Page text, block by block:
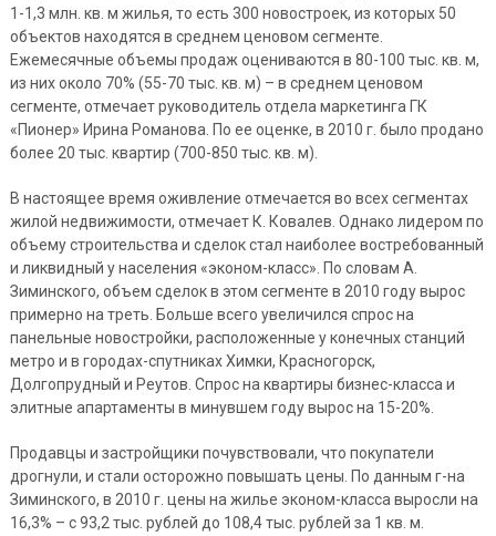
1-1,3 млн. кв. м жилья, то есть 300 новостроек, из которых 50
объектов находятся в среднем ценовом сегменте.
Ежемесячные объемы продаж оцениваются в 80-100 тыс. кв. м,
из них около 70% (55-70 тыс. кв. м) – в среднем ценовом
сегменте, отмечает руководитель отдела маркетинга ГК
«Пионер» Ирина Романова. По ее оценке, в 2010 г. было продано
более 20 тыс. квартир (700-850 тыс. кв. м).
В настоящее время оживление отмечается во всех сегментах
жилой недвижимости, отмечает К. Ковалев. Однако лидером по
объему строительства и сделок стал наиболее востребованный
и ликвидный у населения «эконом-класс». По словам А.
Зиминского, объем сделок в этом сегменте в 2010 году вырос
примерно на треть. Больше всего увеличился спрос на
панельные новостройки, расположенные у конечных станций
метро и в городах-спутниках Химки, Красногорск,
Долгопрудный и Реутов. Спрос на квартиры бизнес-класса и
элитные апартаменты в минувшем году вырос на 15-20%.
Продавцы и застройщики почувствовали, что покупатели
дрогнули, и стали осторожно повышать цены. По данным г-на
Зиминского, в 2010 г. цены на жилье эконом-класса выросли на
16,3% – с 93,2 тыс. рублей до 108,4 тыс. рублей за 1 кв. м.